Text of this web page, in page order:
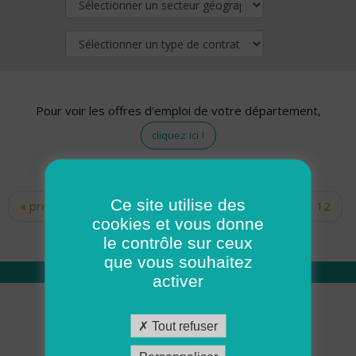
Pour voir les offres d'emploi de votre département,
cliquez ici !
Pages
« premier ‹ précédent … 10
12
14 15 16 17
Qui sommes nous
Académie ADMR
Ce site utilise des
cookies et vous donne
le contrôle sur ceux
que vous souhaitez
activer
Tout refuser